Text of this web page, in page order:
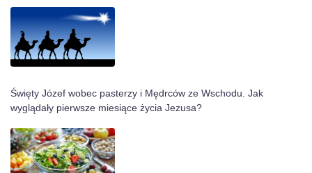
Święty Józef wobec pasterzy i Mędrców ze Wschodu. Jak
wyglądały pierwsze miesiące życia Jezusa?